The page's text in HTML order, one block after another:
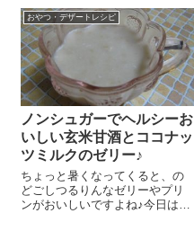
のデコレーションレシピをご紹
介しまーす＼(^o^)／ まずは
『ス...
おやつ・デザートレシピ
ノンシュガーでヘルシーお
いしい玄米甘酒とココナッ
ツミルクのゼリー♪
ちょっと暑くなってくると、の
どごしつるりんなゼリーやプリ
ンがおいしいですよね♪今日は今